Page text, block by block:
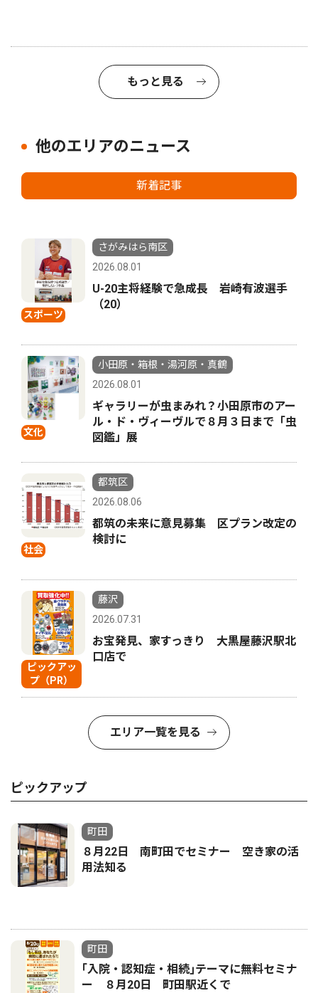
もっと見る
他のエリアのニュース
新着記事
スポーツ
さがみはら南区
2026.08.01
U-20主将経験で急成長 岩崎有波選手
（20）
文化
小田原・箱根・湯河原・真鶴
2026.08.01
ギャラリーが虫まみれ？小田原市のアー
ル・ド・ヴィーヴルで８月３日まで「虫
図鑑」展
社会
都筑区
2026.08.06
都筑の未来に意見募集 区プラン改定の
検討に
ピックアッ
プ（PR）
藤沢
2026.07.31
お宝発見、家すっきり 大黒屋藤沢駅北
口店で
エリア一覧を見る
ピックアップ
町田
８月22日 南町田でセミナー 空き家の活
用法知る
町田
｢入院・認知症・相続｣テーマに無料セミナ
ー ８月20日 町田駅近くで